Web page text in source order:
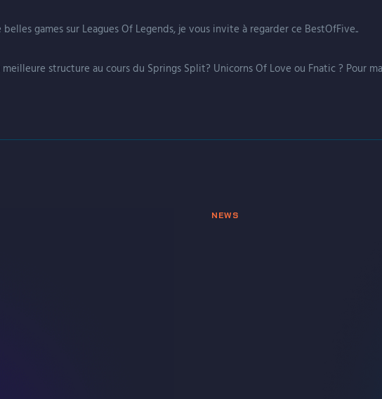
games sur Leagues Of Legends, je vous invite à regarder ce BestOfFive..
structure au cours du Springs Split? Unicorns Of Love ou Fnatic ? Pour
NEWS